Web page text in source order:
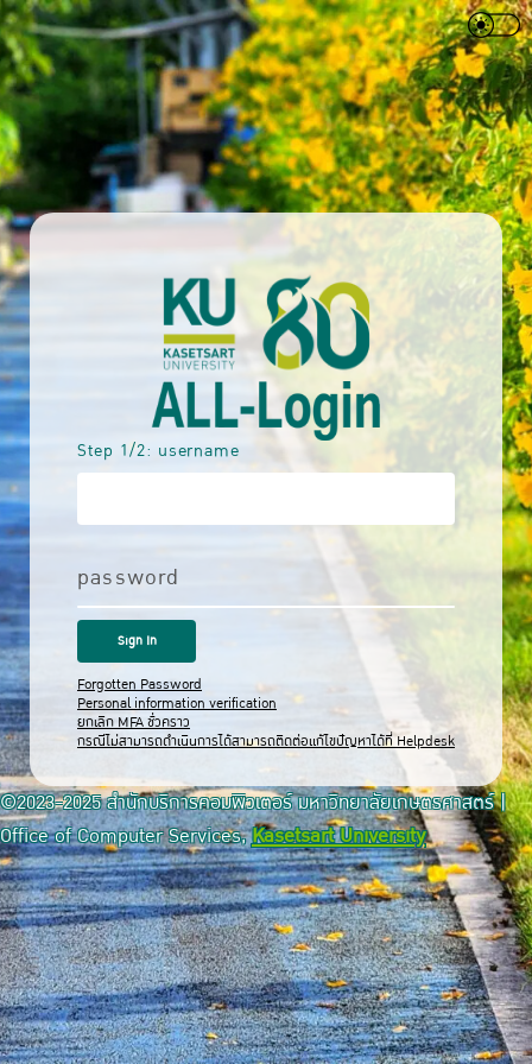
Step 1/2: username
password
Forgotten Password
Personal information verification
ยกเลิก MFA ชั่วคราว
กรณีไม่สามารถดำเนินการได้สามารถติดต่อแก้ไขปัญหาได้ที่ Helpdesk
©2023-2025 สำนักบริการคอมพิวเตอร์ มหาวิทยาลัยเกษตรศาสตร์ |
Office of Computer Services,Kasetsart University